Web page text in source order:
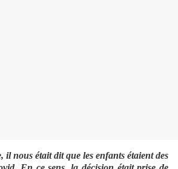
il nous était dit que les enfants étaient des